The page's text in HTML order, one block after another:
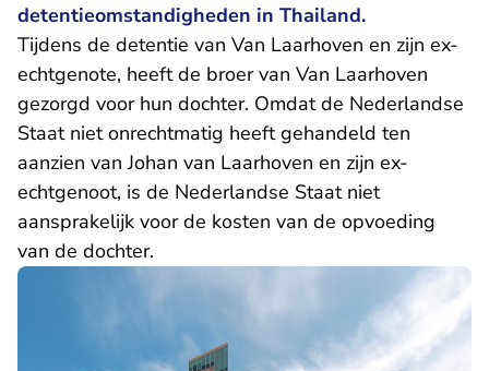
detentieomstandigheden in Thailand.
Tijdens de detentie van Van Laarhoven en zijn ex-
echtgenote, heeft de broer van Van Laarhoven
gezorgd voor hun dochter. Omdat de Nederlandse
Staat niet onrechtmatig heeft gehandeld ten
aanzien van Johan van Laarhoven en zijn ex-
echtgenoot, is de Nederlandse Staat niet
aansprakelijk voor de kosten van de opvoeding
van de dochter.